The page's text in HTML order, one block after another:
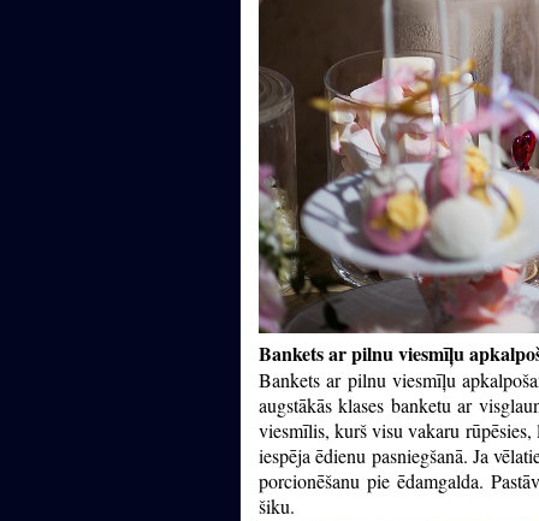
Bankets ar pilnu viesmīļu
Bankets ar pilnu viesmīļu
augstākās klases banketu ar
viesmīlis, kurš visu vakaru
iespēja ēdienu pasniegšanā. Ja
porcionēšanu pie ēdamgalda.
šiku.